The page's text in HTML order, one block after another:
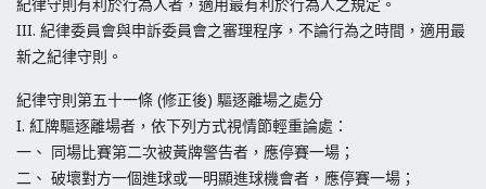
III. 紀律委員會與申訴委員會之審理程序，不論行為之時間，適用最
新之紀律守則。
紀律守則第五十一條 (修正後) 驅逐離場之處分
I. 紅牌驅逐離場者，依下列方式視情節輕重論處：
一、 同場比賽第二次被黃牌警告者，應停賽一場；
二、 破壞對方一個進球或一明顯進球機會者，應停賽一場；